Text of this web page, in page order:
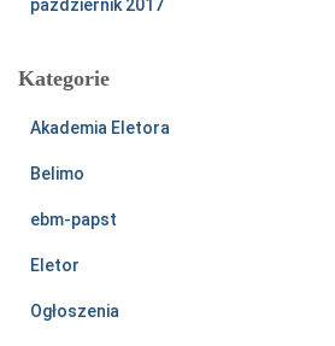
październik 2017
Kategorie
Akademia Eletora
Belimo
ebm-papst
Eletor
Ogłoszenia